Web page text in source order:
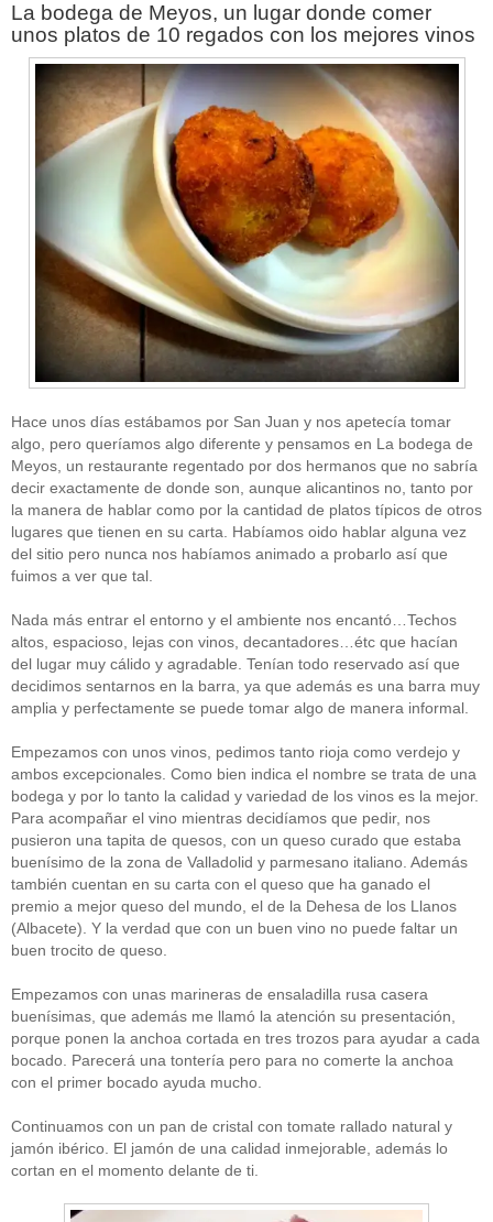
La bodega de Meyos, un lugar donde comer
unos platos de 10 regados con los mejores vinos
Hace unos días estábamos por San Juan y nos apetecía tomar
algo, pero queríamos algo diferente y pensamos en La bodega de
Meyos, un restaurante regentado por dos hermanos que no sabría
decir exactamente de donde son, aunque alicantinos no, tanto por
la manera de hablar como por la cantidad de platos típicos de otros
lugares que tienen en su carta. Habíamos oido hablar alguna vez
del sitio pero nunca nos habíamos animado a probarlo así que
fuimos a ver que tal.
Nada más entrar el entorno y el ambiente nos encantó…Techos
altos, espacioso, lejas con vinos, decantadores…étc que hacían
del lugar muy cálido y agradable. Tenían todo reservado así que
decidimos sentarnos en la barra, ya que además es una barra muy
amplia y perfectamente se puede tomar algo de manera informal.
Empezamos con unos vinos, pedimos tanto rioja como verdejo y
ambos excepcionales. Como bien indica el nombre se trata de una
bodega y por lo tanto la calidad y variedad de los vinos es la mejor.
Para acompañar el vino mientras decidíamos que pedir, nos
pusieron una tapita de quesos, con un queso curado que estaba
buenísimo de la zona de Valladolid y parmesano italiano. Además
también cuentan en su carta con el queso que ha ganado el
premio a mejor queso del mundo, el de la Dehesa de los Llanos
(Albacete). Y la verdad que con un buen vino no puede faltar un
buen trocito de queso.
Empezamos con unas marineras de ensaladilla rusa casera
buenísimas, que además me llamó la atención su presentación,
porque ponen la anchoa cortada en tres trozos para ayudar a cada
bocado. Parecerá una tontería pero para no comerte la anchoa
con el primer bocado ayuda mucho.
Continuamos con un pan de cristal con tomate rallado natural y
jamón ibérico. El jamón de una calidad inmejorable, además lo
cortan en el momento delante de ti.